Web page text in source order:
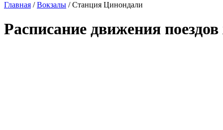
Главная /Вокзалы /Станция Цинондали
Расписание движения